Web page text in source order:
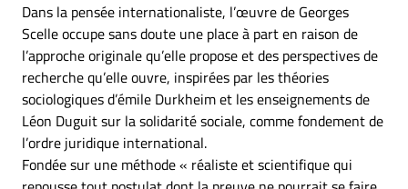
Dans la pensée internationaliste, l’œuvre de Georges
Scelle occupe sans doute une place à part en raison de
l’approche originale qu’elle propose et des perspectives de
recherche qu’elle ouvre, inspirées par les théories
sociologiques d’émile Durkheim et les enseignements de
Léon Duguit sur la solidarité sociale, comme fondement de
l’ordre juridique international.
Fondée sur une méthode « réaliste et scientifique qui